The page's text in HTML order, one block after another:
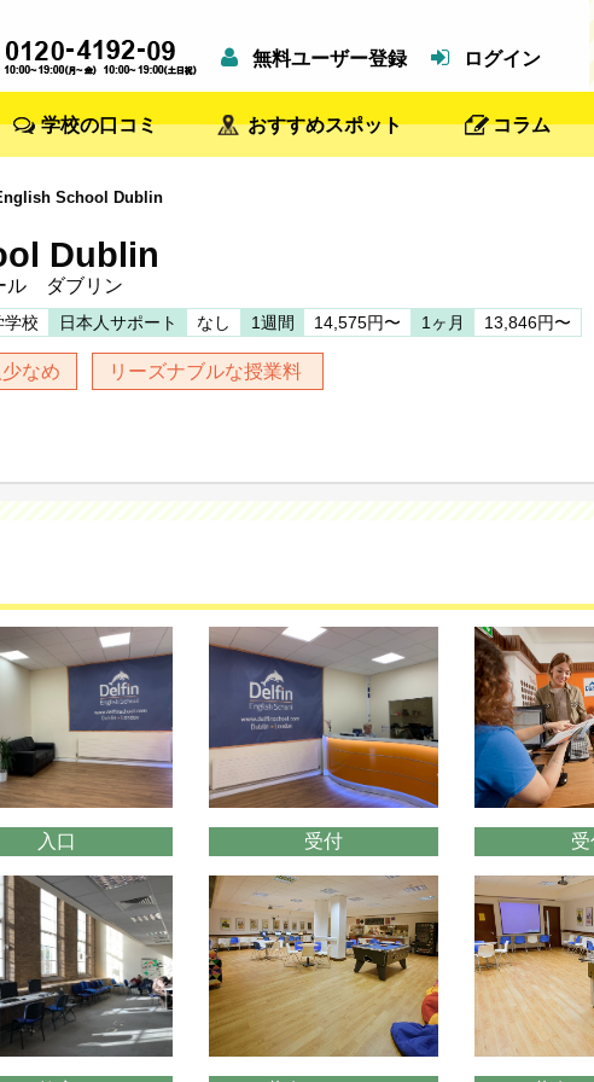
無料ユーザー登録 ログイン
学校の口コミ おすすめスポット コラム
School Dublin
Dublin
ル ダブリン
学校 日本人サポート なし 1週間 14,575円〜 1ヶ月 13,846円〜
なめ リーズナブルな授業料
入口 受付